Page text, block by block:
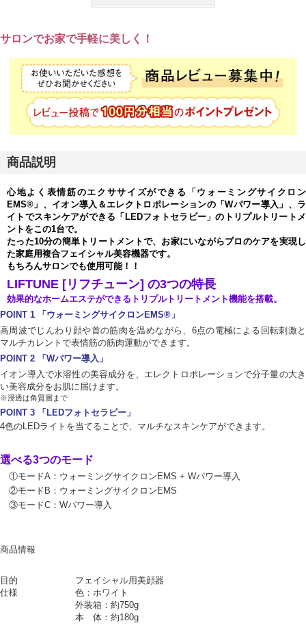
サロンでお家で手軽に美しく！
商品説明
心地よく表情筋のエクササイズができる「ウォーミングサイクロン
EMS® 」、イオン導入＆エレクトロポレーションの「Wパワー導入」、ラ
イトでスキンケアができる「LEDフォトセラピー」のトリプルトリートメ
ントをこの1台で。
たった10分の簡単トリートメントで、お家にいながらプロのケアを実現し
た家庭用複合フェイシャル美容機器です。
もちろんサロンでも使用可能！！
LIFTUNE [リフチューン] の3つの特長
効果的なホームエステができるトリプルトリートメント機能を搭載。
POINT 1 「ウォーミングサイクロンEMS® 」
高周波でじんわり顔や首の筋肉を温めながら、6点の電極による回転刺激と
マルチカレントで表情筋の筋肉運動ができます。
POINT 2 「Wパワー導入」
イオン導入で水溶性の美容成分を、エレクトロポレーションで分子量の大き
い美容成分をお肌に届けます。
※浸透は角質層まで
POINT 3 「LEDフォトセラピー」
4色のLEDライトを当てることで、マルチなスキンケアができます。
選べる3つのモード
①モードA：ウォーミングサイクロンEMS + Wパワー導入
②モードB：ウォーミングサイクロンEMS
③モードC：Wパワー導入
商品情報
目的
フェイシャル用美顔器
仕様
色：ホワイト
外装箱：約750g
本 体：約180g